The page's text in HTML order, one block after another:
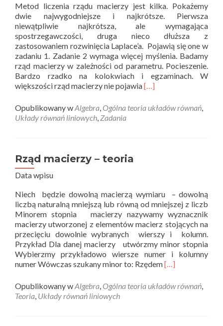
Metod liczenia rządu macierzy jest kilka. Pokażemy
dwie najwygodniejsze i najkrótsze. Pierwsza
niewątpliwie najkrótsza, ale wymagająca
spostrzegawczości, druga nieco dłuższa z
zastosowaniem rozwinięcia Laplace’a. Pojawią się one w
zadaniu 1. Zadanie 2 wymaga więcej myślenia. Badamy
rząd macierzy w zależności od parametru. Pocieszenie.
Bardzo rzadko na kolokwiach i egzaminach. W
większości rząd macierzy nie pojawiaRead
about
[…]
Opublikowany wAlgebra Ogólna teoria układów równań
Układy równań liniowych Zadania
Rząd macierzy – teoria
Data wpisu
Niech będzie dowolną macierzą wymiaru – dowolną
liczbą naturalną mniejszą lub równą od mniejszej z liczb
Minorem stopnia macierzy nazywamy wyznacznik
macierzy utworzonej z elementów macierz stojących na
przecięciu dowolnie wybranych wierszy i kolumn.
Przykład Dla danej macierzy utwórzmy minor stopnia
Wybierzmy przykładowo wiersze numer i kolumny
numer Wówczas szukany minor to: RzędemRead
about
[…]
Opublikowany wAlgebra Ogólna teoria układów równań
Teoria Układy równań liniowych